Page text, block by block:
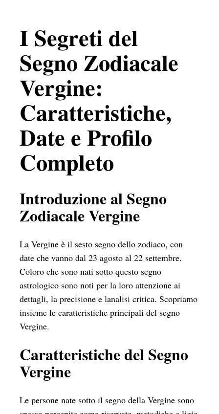
I Segreti del
Segno Zodiacale
Vergine:
Caratteristiche,
Date e Profilo
Completo
Introduzione al Segno
Zodiacale Vergine
La Vergine è il sesto segno dello zodiaco, con
date che vanno dal 23 agosto al 22 settembre.
Coloro che sono nati sotto questo segno
astrologico sono noti per la loro attenzione ai
dettagli, la precisione e lanalisi critica. Scopriamo
insieme le caratteristiche principali del segno
Vergine.
Caratteristiche del Segno
Vergine
Le persone nate sotto il segno della Vergine sono